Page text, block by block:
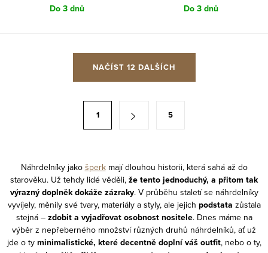
Do 3 dnů Do 3 dnů
p
r
k
y
NAČÍST 12 DALŠÍCH
k
o
á
1 5
Náhrdelníky jako šperkmají dlouhou historii, která sahá až do
starověku. Už tehdy lidé věděli, že tento jednoduchý, a přitom tak
výrazný doplněk dokáže zázraky. V průběhu staletí se náhrdelníky
vyvíjely, měnily své tvary, materiály a styly, ale jejich podstata zůstala
stejná – zdobit a vyjadřovat osobnost nositele. Dnes máme na
výběr z nepřeberného množství různých druhů náhrdelníků, ať už
jde o ty minimalistické, které decentně doplní váš outfit, nebo o ty,